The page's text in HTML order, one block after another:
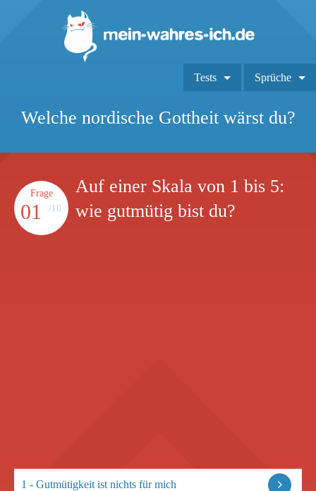
Tests Sprüche
Welche nordische Gottheit wärst du?
Frage
01 /10
Auf einer Skala von 1 bis 5:
wie gutmütig bist du?
1 - Gutmütigkeit ist nichts für mich